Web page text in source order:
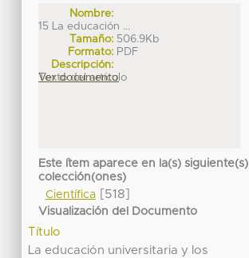
Nombre:
15 La educación ...
Tamaño: 506.9Kb
Formato: PDF
Descripción:
Texto del artículo
Ver documento
Este ítem aparece en la(s) siguiente(s)
colección(ones)
Científica[518]
Visualización del Documento
Título
La educación universitaria y los